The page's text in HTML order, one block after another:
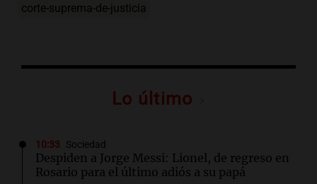
corte-suprema-de-justicia
Lo último
10:33 Sociedad
Despiden a Jorge Messi: Lionel, de regreso en
Rosario para el último adiós a su papá